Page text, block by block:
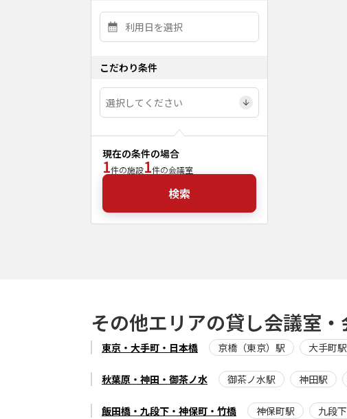
こだわり条件
現在の条件の場合
1件の施設1件の会議室
検索
その他エリアの貸し会議室
東京・大手町・日本橋 京橋（東京）駅 大手町駅
秋葉原・神田・御茶ノ水 御茶ノ水駅 神田駅
飯田橋・九段下・神保町・竹橋 神保町駅 九段